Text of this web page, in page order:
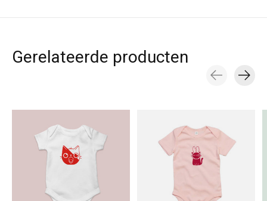
Gerelateerde producten